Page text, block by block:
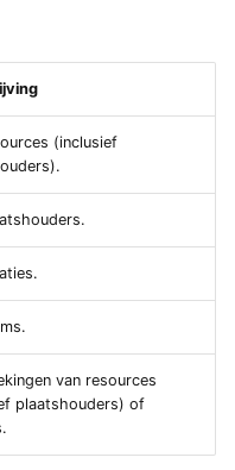
(inclusief
van resources
plaatshouders) of